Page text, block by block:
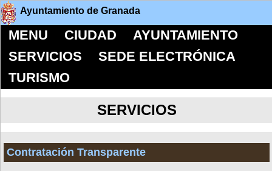
Ayuntamiento de Granada
MENU CIUDAD
AYUNTAMIENTO
SERVICIOS
SEDE ELECTRÓNICA
TURISMO
SERVICIOS
Contratación Transparente